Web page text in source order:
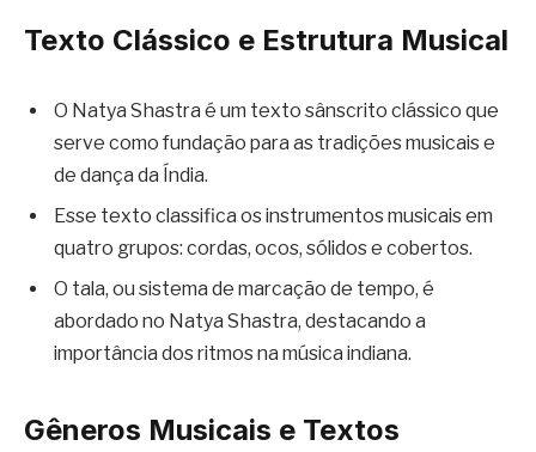
Texto Clássico e Estrutura Musical
O Natya Shastra é um texto sânscrito clássico que
serve como fundação para as tradições musicais e
de dança da Índia.
Esse texto classifica os instrumentos musicais em
quatro grupos: cordas, ocos, sólidos e cobertos.
O tala, ou sistema de marcação de tempo, é
abordado no Natya Shastra, destacando a
importância dos ritmos na música indiana.
Gêneros Musicais e Textos